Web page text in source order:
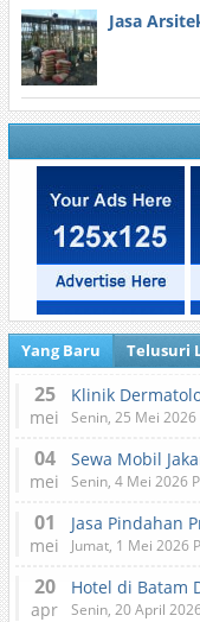
Jasa
Yang Baru Telusuri
25
mei Senin, 25 Mei 2026
04
mei Senin, 4 Mei 2026
01
mei
Jasa Pindahan
Jumat, 1 Mei 2026
20
apr
Hotel di Batam
Senin, 20 April